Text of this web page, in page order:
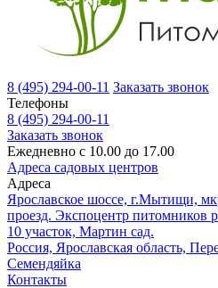
8 (495) 294-00-11 Заказать звонок
Телефоны
8 (495) 294-00-11
Заказать звонок
Ежедневно с 10.00 до 17.00
Адреса садовых центров
Адреса
Ярославское шоссе, г.Мытищи,
проезд. Экспоцентр питомников
10 участок, Мартин сад.
Россия, Ярославская область,
Семендяйка
Контакты